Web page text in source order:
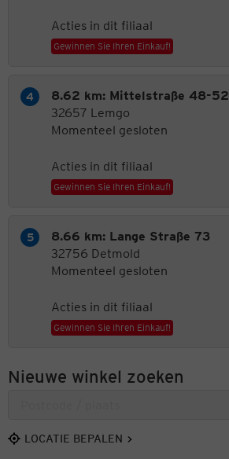
Acties in dit filiaal
Gewinnen Sie Ihren Einkauf!
8.62 km: Mittelstraße 48-52
32657 Lemgo
Momenteel gesloten
Acties in dit filiaal
Gewinnen Sie Ihren Einkauf!
8.66 km: Lange Straße 73
32756 Detmold
Momenteel gesloten
Acties in dit filiaal
Gewinnen Sie Ihren Einkauf!
Nieuwe winkel zoeken
LOCATIE BEPALEN